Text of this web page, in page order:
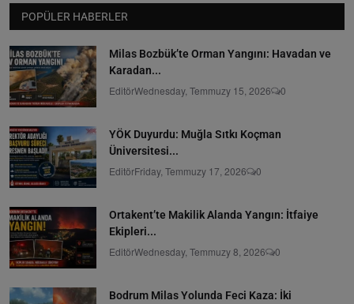
POPÜLER HABERLER
Milas Bozbük’te Orman Yangını: Havadan ve
Karadan...
EditörWednesday, Temmuzy 15, 2026 0
YÖK Duyurdu: Muğla Sıtkı Koçman
Üniversitesi...
EditörFriday, Temmuzy 17, 2026 0
Ortakent’te Makilik Alanda Yangın: İtfaiye
Ekipleri...
EditörWednesday, Temmuzy 8, 2026 0
Bodrum Milas Yolunda Feci Kaza: İki